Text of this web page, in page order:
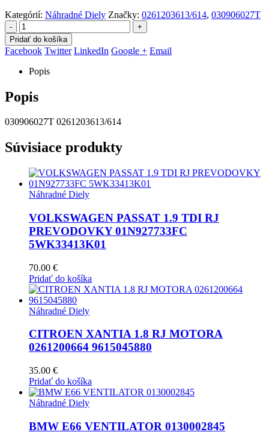
Kategórií: Náhradné Diely Značky: 0261203613/614, 030906027T
-
+
Pridať do košíka
Facebook Twitter LinkedIn Google + Email
Popis
Popis
030906027T 0261203613/614
Súvisiace produkty
Náhradné Diely
VOLKSWAGEN PASSAT 1.9 TDI RJ
PREVODOVKY 01N927733FC
5WK33413K01
70.00 €
Pridať do košíka
Náhradné Diely
CITROEN XANTIA 1.8 RJ MOTORA
0261200664 9615045880
35.00 €
Pridať do košíka
Náhradné Diely
BMW E66 VENTILATOR 0130002845